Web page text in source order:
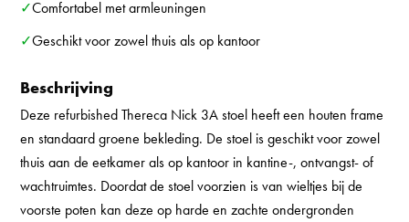
✓Comfortabel met armleuningen
✓Geschikt voor zowel thuis als op kantoor
Beschrijving
Deze refurbished Thereca Nick 3A stoel heeft een houten frame
en standaard groene bekleding. De stoel is geschikt voor zowel
thuis aan de eetkamer als op kantoor in kantine-, ontvangst- of
wachtruimtes. Doordat de stoel voorzien is van wieltjes bij de
voorste poten kan deze op harde en zachte ondergronden